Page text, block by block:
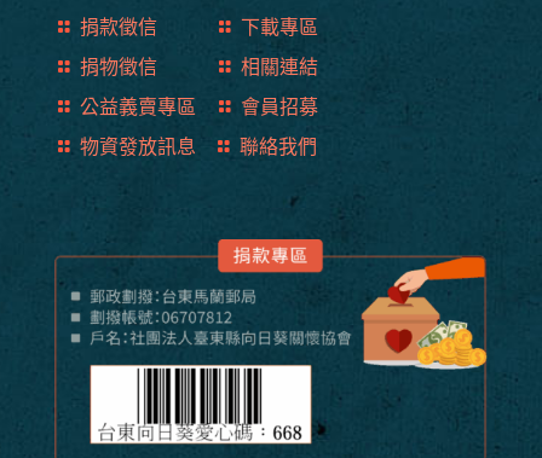
捐款徵信
下載專區
捐物徵信
相關連結
公益義賣專區
會員招募
物資發放訊息
聯絡我們